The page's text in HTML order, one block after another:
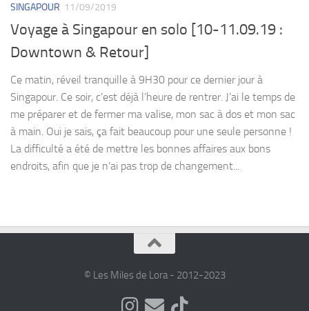
SINGAPOUR 11/09/2019
Voyage à Singapour en solo [10-11.09.19 :
Downtown & Retour]
Ce matin, réveil tranquille à 9H30 pour ce dernier jour à
Singapour. Ce soir, c’est déjà l’heure de rentrer. J’ai le temps de
me préparer et de fermer ma valise, mon sac à dos et mon sac
à main. Oui je sais, ça fait beaucoup pour une seule personne !
La difficulté a été de mettre les bonnes affaires aux bons
endroits, afin que je n’ai pas trop de changement...
© Les Miles de Lora - 2012-2023